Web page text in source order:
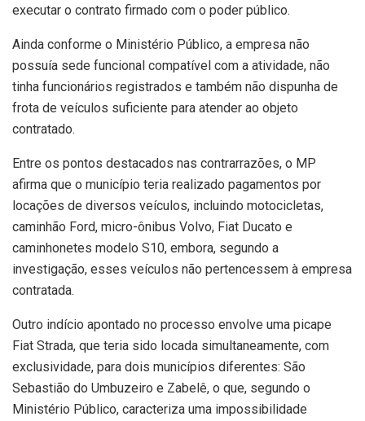
executar o contrato firmado com o poder público.
Ainda conforme o Ministério Público, a empresa não
possuía sede funcional compatível com a atividade, não
tinha funcionários registrados e também não dispunha de
frota de veículos suficiente para atender ao objeto
contratado.
Entre os pontos destacados nas contrarrazões, o MP
afirma que o município teria realizado pagamentos por
locações de diversos veículos, incluindo motocicletas,
caminhão Ford, micro-ônibus Volvo, Fiat Ducato e
caminhonetes modelo S10, embora, segundo a
investigação, esses veículos não pertencessem à empresa
contratada.
Outro indício apontado no processo envolve uma picape
Fiat Strada, que teria sido locada simultaneamente, com
exclusividade, para dois municípios diferentes: São
Sebastião do Umbuzeiro e Zabelê, o que, segundo o
Ministério Público, caracteriza uma impossibilidade